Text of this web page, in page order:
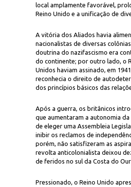
local amplamente favorável,
Reino Unido e a unificação de
A vitória dos Aliados havia
nacionalistas de diversas
doutrina do nazifascismo era
do continente; por outro lado, o
Unidos haviam assinado, em
reconhecia o direito de
dos princípios básicos das
Após a guerra, os britânicos
que aumentaram a autonomia
de eleger uma Assembleia
inibir os reclamos de
porém, não satisfizeram as
revolta anticolonialista deixou
de feridos no sul da Costa do
Pressionado, o Reino Unido
pórtico homenageia a independência do